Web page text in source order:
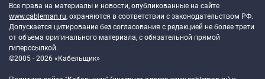
Все права на материалы и новости, опубликованные на сайте
www.cableman.ru, охраняются в соответствии с законодательством РФ.
Допускается цитирование без согласования с редакцией не более трети
от объема оригинального материала, с обязательной прямой
гиперссылкой.
©2005 - 2026 «Кабельщик»